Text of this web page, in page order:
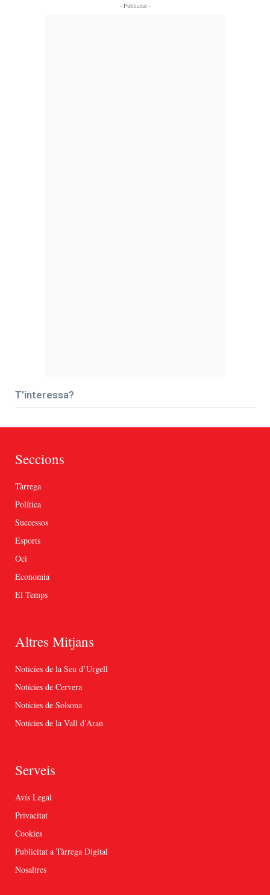
- Publicitat -
T’interessa?
Seccions
Tàrrega
Política
Successos
Esports
Oci
Economia
El Temps
Altres Mitjans
Notícies de la Seu d’Urgell
Notícies de Cervera
Notícies de Solsona
Notícies de la Vall d’Aran
Serveis
Avís Legal
Privacitat
Cookies
Publicitat a Tàrrega Digital
Nosaltres